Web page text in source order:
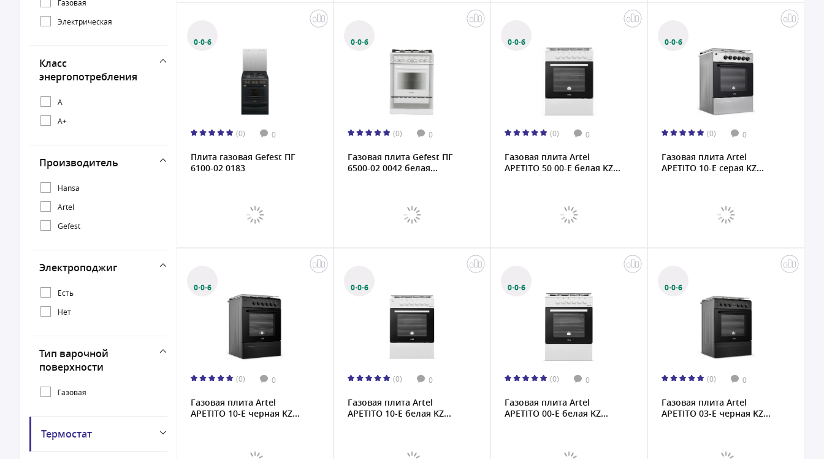
Газовая
Электрическая
Класс
энергопотребления
A
A+
Производитель
Hansa
Artel
Gefest
Электроподжиг
Есть
Нет
Тип варочной
поверхности
Газовая
Термостат
0·0·6
(0) 0
Плита газовая Gefest ПГ
6100-02 0183
0·0·6
(0) 0
Газовая плита Gefest ПГ
6500-02 0042 белая...
0·0·6
(0) 0
Газовая плита Artel
APETITO 50 00-E белая KZ...
0·0·6
(0) 0
Газовая плита Artel
APETITO 10-E серая KZ...
0·0·6
(0) 0
Газовая плита Artel
APETITO 10-E черная KZ...
0·0·6
(0) 0
Газовая плита Artel
APETITO 10-E белая KZ...
0·0·6
(0) 0
Газовая плита Artel
APETITO 00-E белая KZ...
0·0·6
(0) 0
Газовая плита Artel
APETITO 03-E черная KZ...